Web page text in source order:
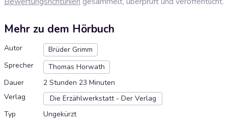
Mehr zu dem Hörbuch
Autor
Brüder Grimm
Sprecher
Thomas Horwath
Dauer
2 Stunden 23 Minuten
Verlag
Die Erzählwerkstatt - Der Verlag
Typ
Ungekürzt